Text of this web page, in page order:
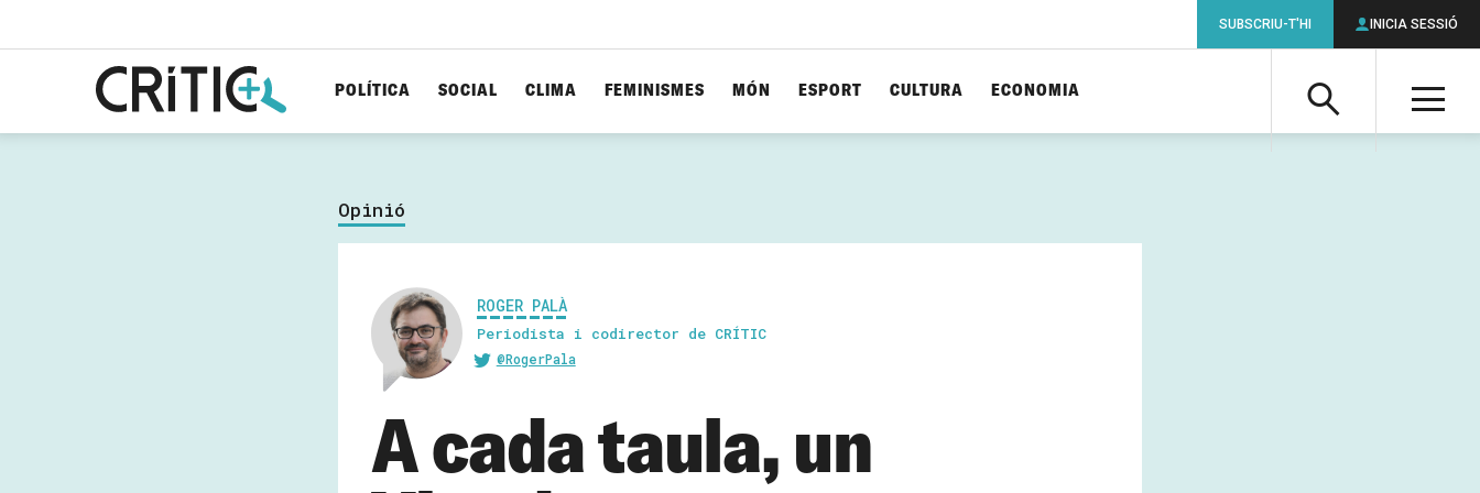
Cerca
POLÍTICA SOCIAL CLIMA FEMINISMES MÓN ESPORT CULTURA ECONOMIA
SUBSCRIU-T'HI INICIA SESSIÓ
Opinió
ROGER PALÀ
Periodista i codirector de CRÍTIC
@RogerPala
A cada taula, un